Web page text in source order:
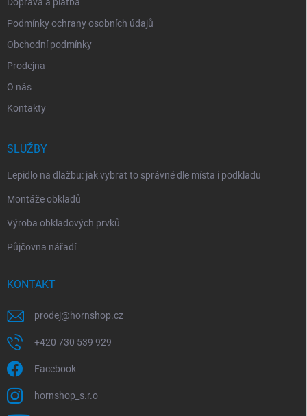
Doprava a platba
Podmínky ochrany osobních údajů
Obchodní podmínky
Prodejna
O nás
Kontakty
SLUŽBY
Lepidlo na dlažbu: jak vybrat to správné dle místa i podkladu
Montáže obkladů
Výroba obkladových prvků
Půjčovna nářadí
KONTAKT
prodej@hornshop.cz
+420 730 539 929
Facebook
hornshop_s.r.o